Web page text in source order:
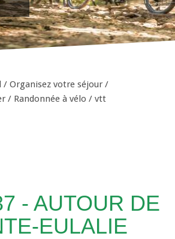
/ Organisez votre séjour /
/ Randonnée à vélo / vtt
- AUTOUR DE
EULALIE